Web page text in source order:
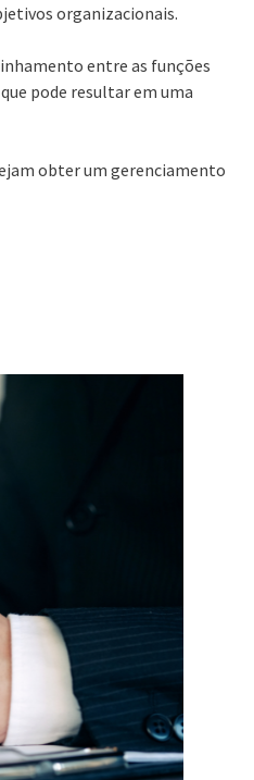
organizacionais.
entre as funções
pode resultar em uma
obter um gerenciamento